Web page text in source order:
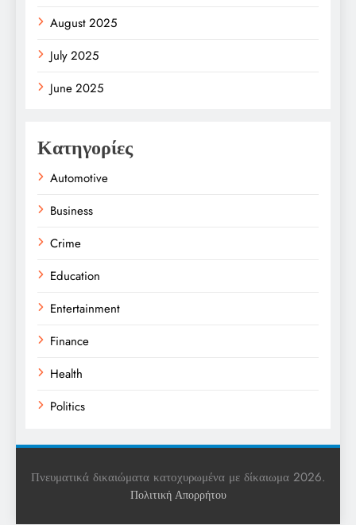
August 2025
July 2025
June 2025
Κατηγορίες
Automotive
Business
Crime
Education
Entertainment
Finance
Health
Politics
Science
Πνευματικά δικαιώματα κατοχυρωμένα με δίκαιωμα 2026.
Πολιτική Απορρήτου